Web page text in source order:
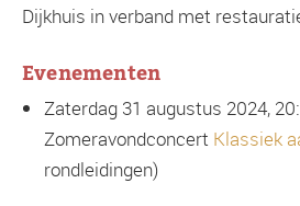
Dijkhuis in verband met
Evenementen
Zaterdag 31 augustus 2024,
Zomeravondconcert Klassiek
rondleidingen)